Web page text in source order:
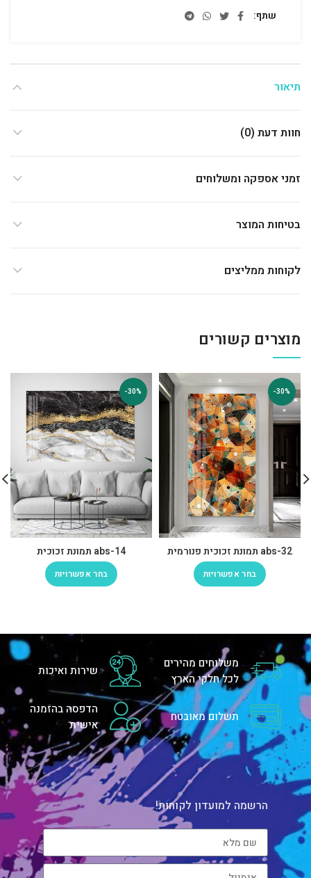
שתף
תיאור
חוות דעת (0)
זמני אספקה ומשלוחים
בטיחות המוצר
לקוחות ממליצים
מוצרים קשורים
-30%
abs-32 תמונת זכוכית פנורמית
בחר אפשרויות
-30%
abs-14 תמונת זכוכית
בחר אפשרויות
משלוחים מהירים
לכל חלקי הארץ
שירות ואיכות
תשלום מאובטח
הדפסה בהזמנה
אישית
הרשמה למועדון לקוחות!